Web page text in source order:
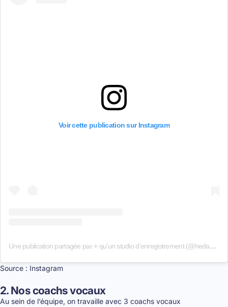
Voir cette publication sur Instagram
Une publication partagée par + qu’un studio d’enregistrement (@hedayatmusic)
Source : Instagram
2. Nos coachs vocaux
Au sein de l’équipe, on travaille avec 3 coachs vocaux